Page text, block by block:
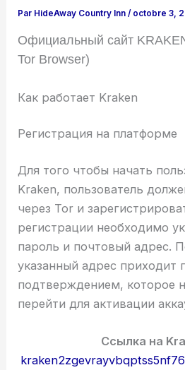
Par HideAway Country Inn/ octobre 3,
Официальный сайт
Tor Browser)
Как работает Kraken
Регистрация на платформе
Для того чтобы начать
Kraken, пользователь
через Tor и
регистрации необходимо
пароль и почтовый адрес.
указанный адрес приходит
подтверждением, которое
перейти для активации
Cсылка на